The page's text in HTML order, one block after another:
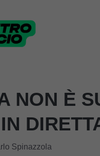
NON È
Spinazzola